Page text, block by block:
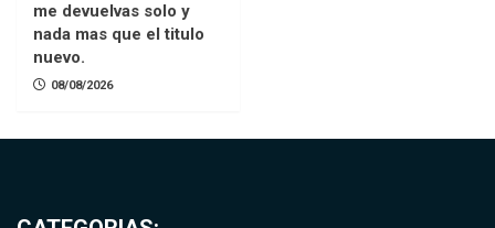
me devuelvas solo y
nada mas que el titulo
nuevo.
08/08/2026